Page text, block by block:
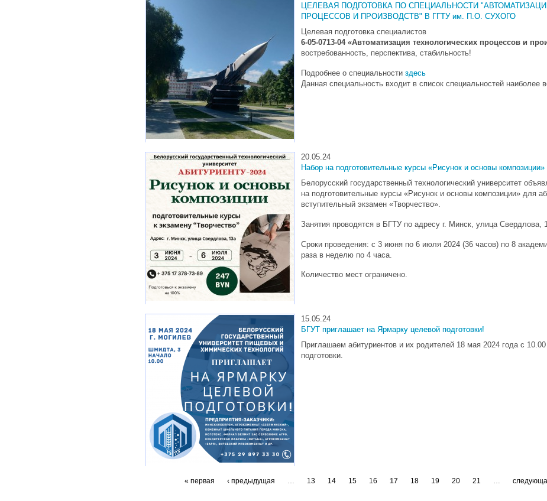
ЦЕЛЕВАЯ ПОДГОТОВКА ПО СПЕЦИАЛЬНОСТИ
ПРОЦЕССОВ И ПРОИЗВОДСТВ" В ГГТУ им. П.О. СУХОГО
Целевая подготовка специалистов
6-05-0713-04 «Автоматизация технологических процессов и
востребованность, перспектива, стабильность!
Подробнее о специальности здесь
Данная специальность входит в список специальностей наиболее
20.05.24
Набор на подготовительные курсы «Рисунок и основы
Белорусский государственный технологический университет
на подготовительные курсы «Рисунок и основы композиции» для
вступительный экзамен «Творчество».
Занятия проводятся в БГТУ по адресу г. Минск, улица Свердлова,
Сроки проведения: с 3 июня по 6 июля 2024 (36 часов) по 8
раза в неделю по 4 часа.
Количество мест ограничено.
15.05.24
БГУТ приглашает на Ярмарку целевой подготовки!
Приглашаем абитуриентов и их родителей 18 мая 2024 года с
подготовки.
« первая ‹ предыдущая … 13 14 15 16 17 18 19 20 21 …